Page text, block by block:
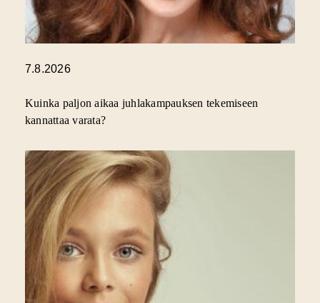
7.8.2026
Kuinka paljon aikaa juhlakampauksen tekemiseen
kannattaa varata?